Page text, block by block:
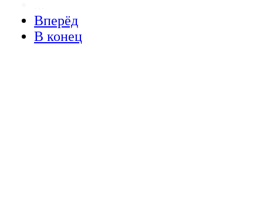
Вперёд
В конец